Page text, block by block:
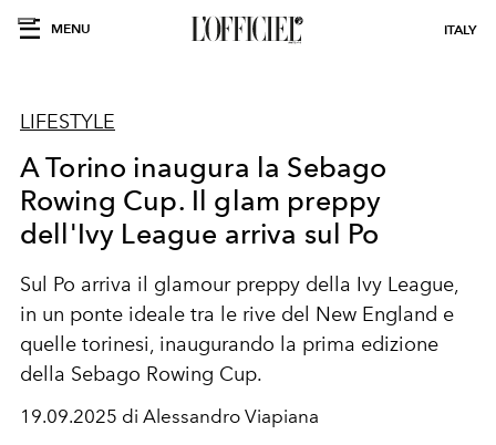
MENU ITALY
LIFESTYLE
A Torino inaugura la Sebago
Rowing Cup. Il glam preppy
dell'Ivy League arriva sul Po
Sul Po arriva il glamour preppy della Ivy League,
in un ponte ideale tra le rive del New England e
quelle torinesi, inaugurando la prima edizione
della Sebago Rowing Cup.
19.09.2025 di Alessandro Viapiana